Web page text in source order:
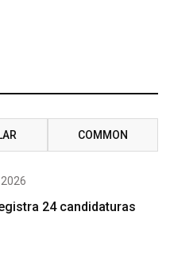
COMMON
24 candidaturas